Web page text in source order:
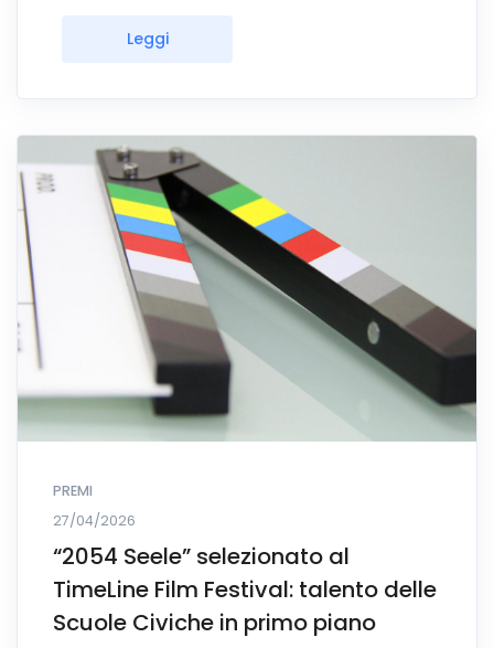
Leggi
PREMI
27/04/2026
“2054 Seele” selezionato al
TimeLine Film Festival: talento delle
Scuole Civiche in primo piano